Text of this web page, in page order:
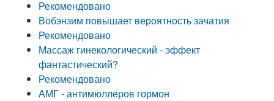
Рекомендовано
Вобэнзим повышает вероятность зачатия
Рекомендовано
Массаж гинекологический - эффект
фантастический?
Рекомендовано
АМГ - антимюллеров гормон